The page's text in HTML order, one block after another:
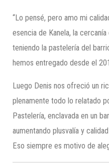
“Lo pensé, pero amo mi
esencia de Kanela, la
teniendo la pastelería del
hemos entregado desde el
Luego Denis nos ofreció un
plenamente todo lo relatado
Pastelería, enclavada en un
aumentando plusvalía y
Eso siempre es motivo de